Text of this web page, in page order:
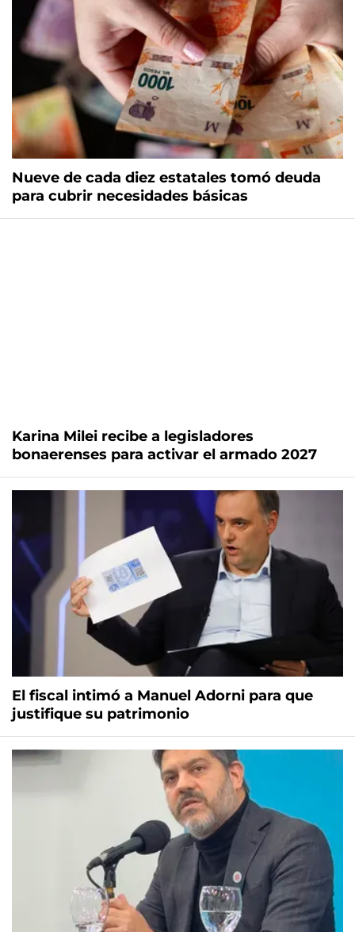
Nueve de cada diez estatales tomó deuda
para cubrir necesidades básicas
Karina Milei recibe a legisladores
bonaerenses para activar el armado 2027
El fiscal intimó a Manuel Adorni para que
justifique su patrimonio